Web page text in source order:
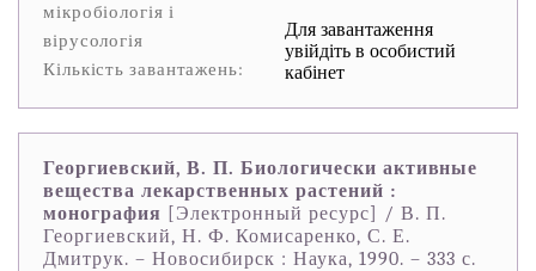
мікробіологія і
вірусологія
Кількість завантажень:
Для завантаження
увійдіть в особистий
кабінет
Георгиевский, В. П. Биологически активные
вещества лекарственных растений :
монография [Электронный ресурс] / В. П.
Георгиевский, Н. Ф. Комисаренко, С. Е.
Дмитрук. – Новосибирск : Наука, 1990. – 333 с.